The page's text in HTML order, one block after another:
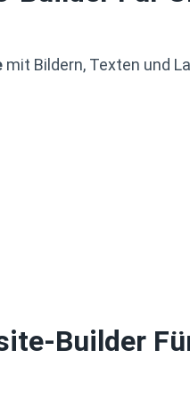
mit Bildern, Texten und
Builder